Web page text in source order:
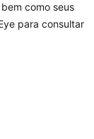
como seus
para consultar